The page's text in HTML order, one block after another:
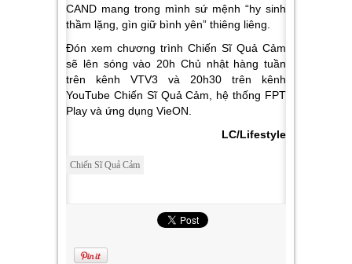
CAND mang trong mình sứ mệnh “hy sinh
thầm lặng, gìn giữ bình yên” thiêng liêng.
Đón xem chương trình Chiến Sĩ Quả Cảm
sẽ lên sóng vào 20h Chủ nhật hàng tuần
trên kênh VTV3 và 20h30 trên kênh
YouTube Chiến Sĩ Quả Cảm, hệ thống FPT
Play và ứng dụng VieON.
LC/Lifestyle
Chiến Sĩ Quả Cảm